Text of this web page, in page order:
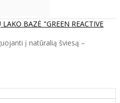
BAZĖ "GREEN REACTIVE
į natūralią šviesą –